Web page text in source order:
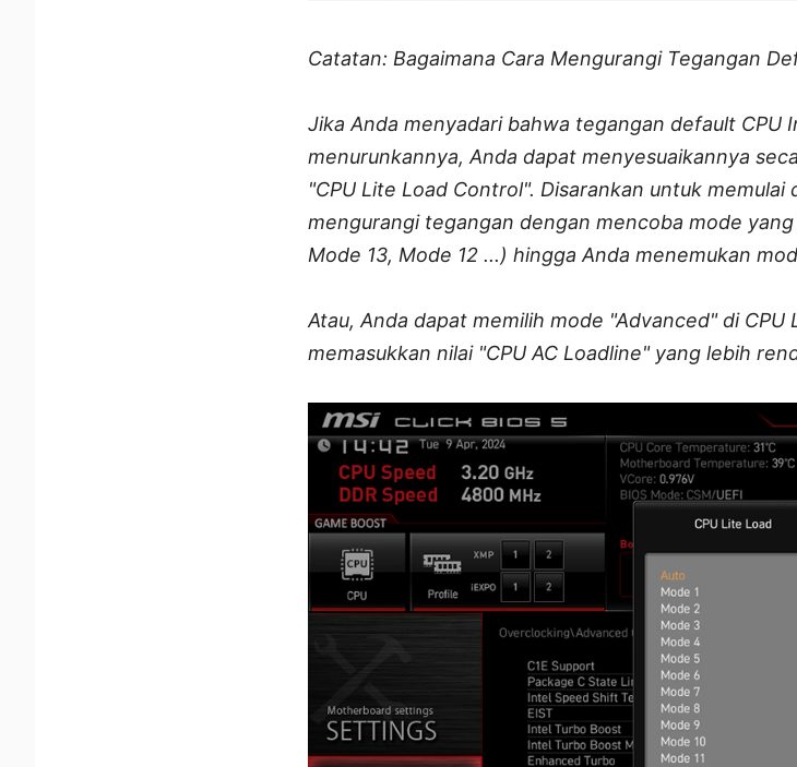
Catatan: Bagaimana Cara Mengurangi Tegangan
Jika Anda menyadari bahwa tegangan default CPU
menurunkannya, Anda dapat menyesuaikannya
"CPU Lite Load Control". Disarankan untuk
mengurangi tegangan dengan mencoba mode
Mode 13, Mode 12 ...) hingga Anda menemukan
Atau, Anda dapat memilih mode "Advanced" di
memasukkan nilai "CPU AC Loadline" yang lebih